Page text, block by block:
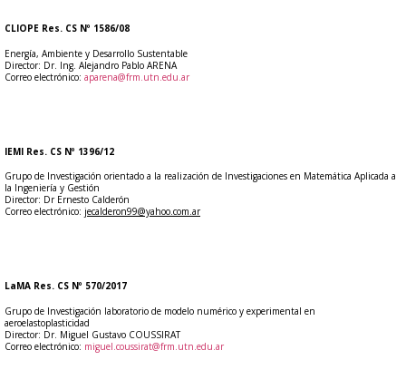
CLIOPE Res. CS Nº 1586/08
Energía, Ambiente y Desarrollo Sustentable
Director: Dr. Ing. Alejandro Pablo ARENA
Correo electrónico: aparena@frm.utn.edu.ar
IEMI Res. CS Nº 1396/12
Grupo de Investigación orientado a la realización de Investigaciones en Matemática Aplicada a
la Ingeniería y Gestión
Director: Dr Ernesto Calderón
Correo electrónico: jecalderon99@yahoo.com.ar
LaMA Res. CS Nº 570/2017
Grupo de Investigación laboratorio de modelo numérico y experimental en
aeroelastoplasticidad
Director: Dr. Miguel Gustavo COUSSIRAT
Correo electrónico: miguel.coussirat@frm.utn.edu.ar